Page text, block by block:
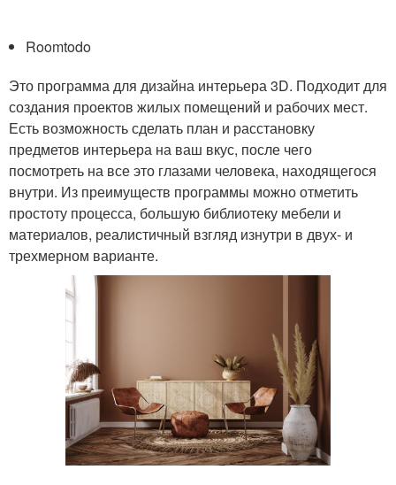
Roomtodo
Это программа для дизайна интерьера 3D. Подходит для
создания проектов жилых помещений и рабочих мест.
Есть возможность сделать план и расстановку
предметов интерьера на ваш вкус, после чего
посмотреть на все это глазами человека, находящегося
внутри. Из преимуществ программы можно отметить
простоту процесса, большую библиотеку мебели и
материалов, реалистичный взгляд изнутри в двух- и
трехмерном варианте.